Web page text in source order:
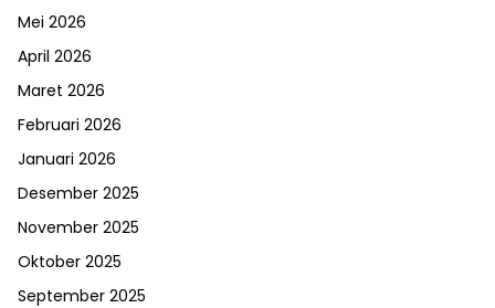
Mei 2026
April 2026
Maret 2026
Februari 2026
Januari 2026
Desember 2025
November 2025
Oktober 2025
September 2025